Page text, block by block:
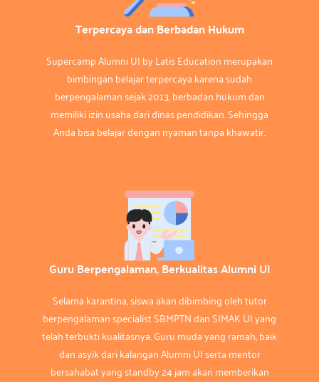
Terpercaya dan Berbadan Hukum
Supercamp Alumni UI by Latis Education merupakan
bimbingan belajar terpercaya karena sudah
berpengalaman sejak 2013, berbadan hukum dan
memiliki izin usaha dari dinas pendidikan. Sehingga
Anda bisa belajar dengan nyaman tanpa khawatir.
Guru Berpengalaman, Berkualitas Alumni UI
Selama karantina, siswa akan dibimbing oleh tutor
berpengalaman specialist SBMPTN dan SIMAK UI yang
telah terbukti kualitasnya. Guru muda yang ramah, baik
dan asyik dari kalangan Alumni UI serta mentor
bersahabat yang standby 24 jam akan memberikan